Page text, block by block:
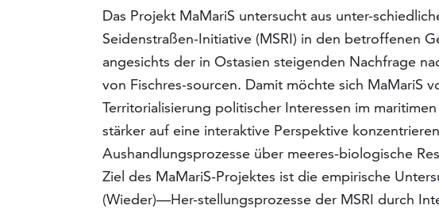
Das Projekt MaMariS untersucht aus unter-
Seidenstraßen-Initiative (MSRI) in den betroffenen
angesichts der in Ostasien steigenden Nachfrage
von Fischres-sourcen. Damit möchte sich MaMariS
Territorialisierung politischer Interessen im
stärker auf eine interaktive Perspektive
Aushandlungsprozesse über meeres-biologische
Ziel des MaMariS-Projektes ist die empirische
(Wieder)—Her-stellungsprozesse der MSRI durch